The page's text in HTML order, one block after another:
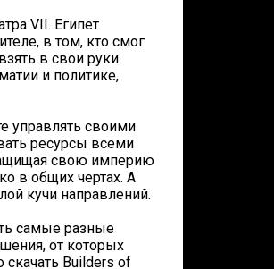
VII. Египет
в том, кто смог
в свои руки
и политике,
управлять своими
ресурсы всеми
свою империю
в общих чертах. А
кучи направлений.
самые разные
от которых
Builders of